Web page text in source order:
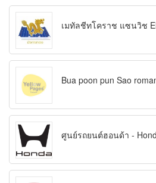
เมทัลชีทโคราช แซนวิช
Bua poon pun Sao
ศูนย์รถยนต์ฮอนด้า -